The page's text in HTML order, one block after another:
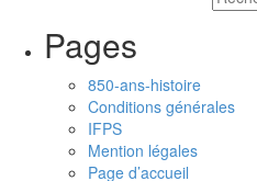
Pages
850-ans-histoire
Conditions générales
IFPS
Mention légales
Page d’accueil